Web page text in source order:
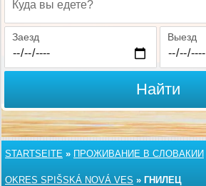
Куда вы едете?
Заезд Выезд
Найти
STARTSEITE » ПРОЖИВАНИЕ В СЛОВАКИИ
OKRES SPIŠSKÁ NOVÁ VES » ГНИЛЕЦ